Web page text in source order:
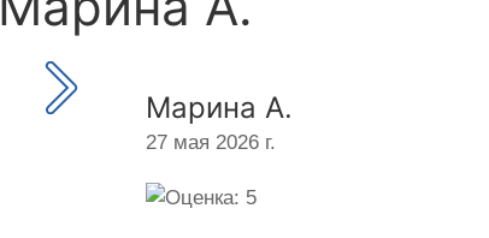
Марина А.
27 мая 2026 г.